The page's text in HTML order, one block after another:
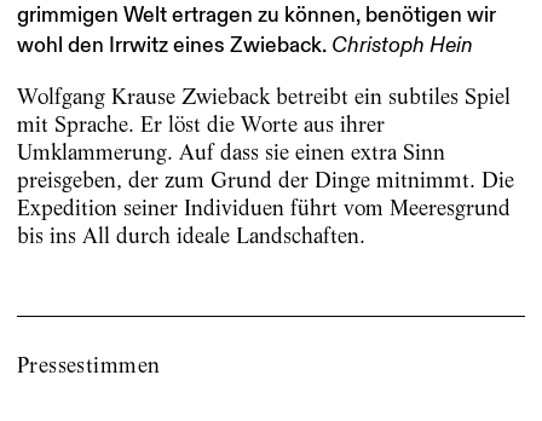
grimmigen Welt ertragen zu können, benötigen wir
wohl den Irrwitz eines Zwieback. Christoph Hein
Wolfgang Krause Zwieback betreibt ein subtiles Spiel
mit Sprache. Er löst die Worte aus ihrer
Umklammerung. Auf dass sie einen extra Sinn
preisgeben, der zum Grund der Dinge mitnimmt. Die
Expedition seiner Individuen führt vom Meeresgrund
bis ins All durch ideale Landschaften.
Pressestimmen